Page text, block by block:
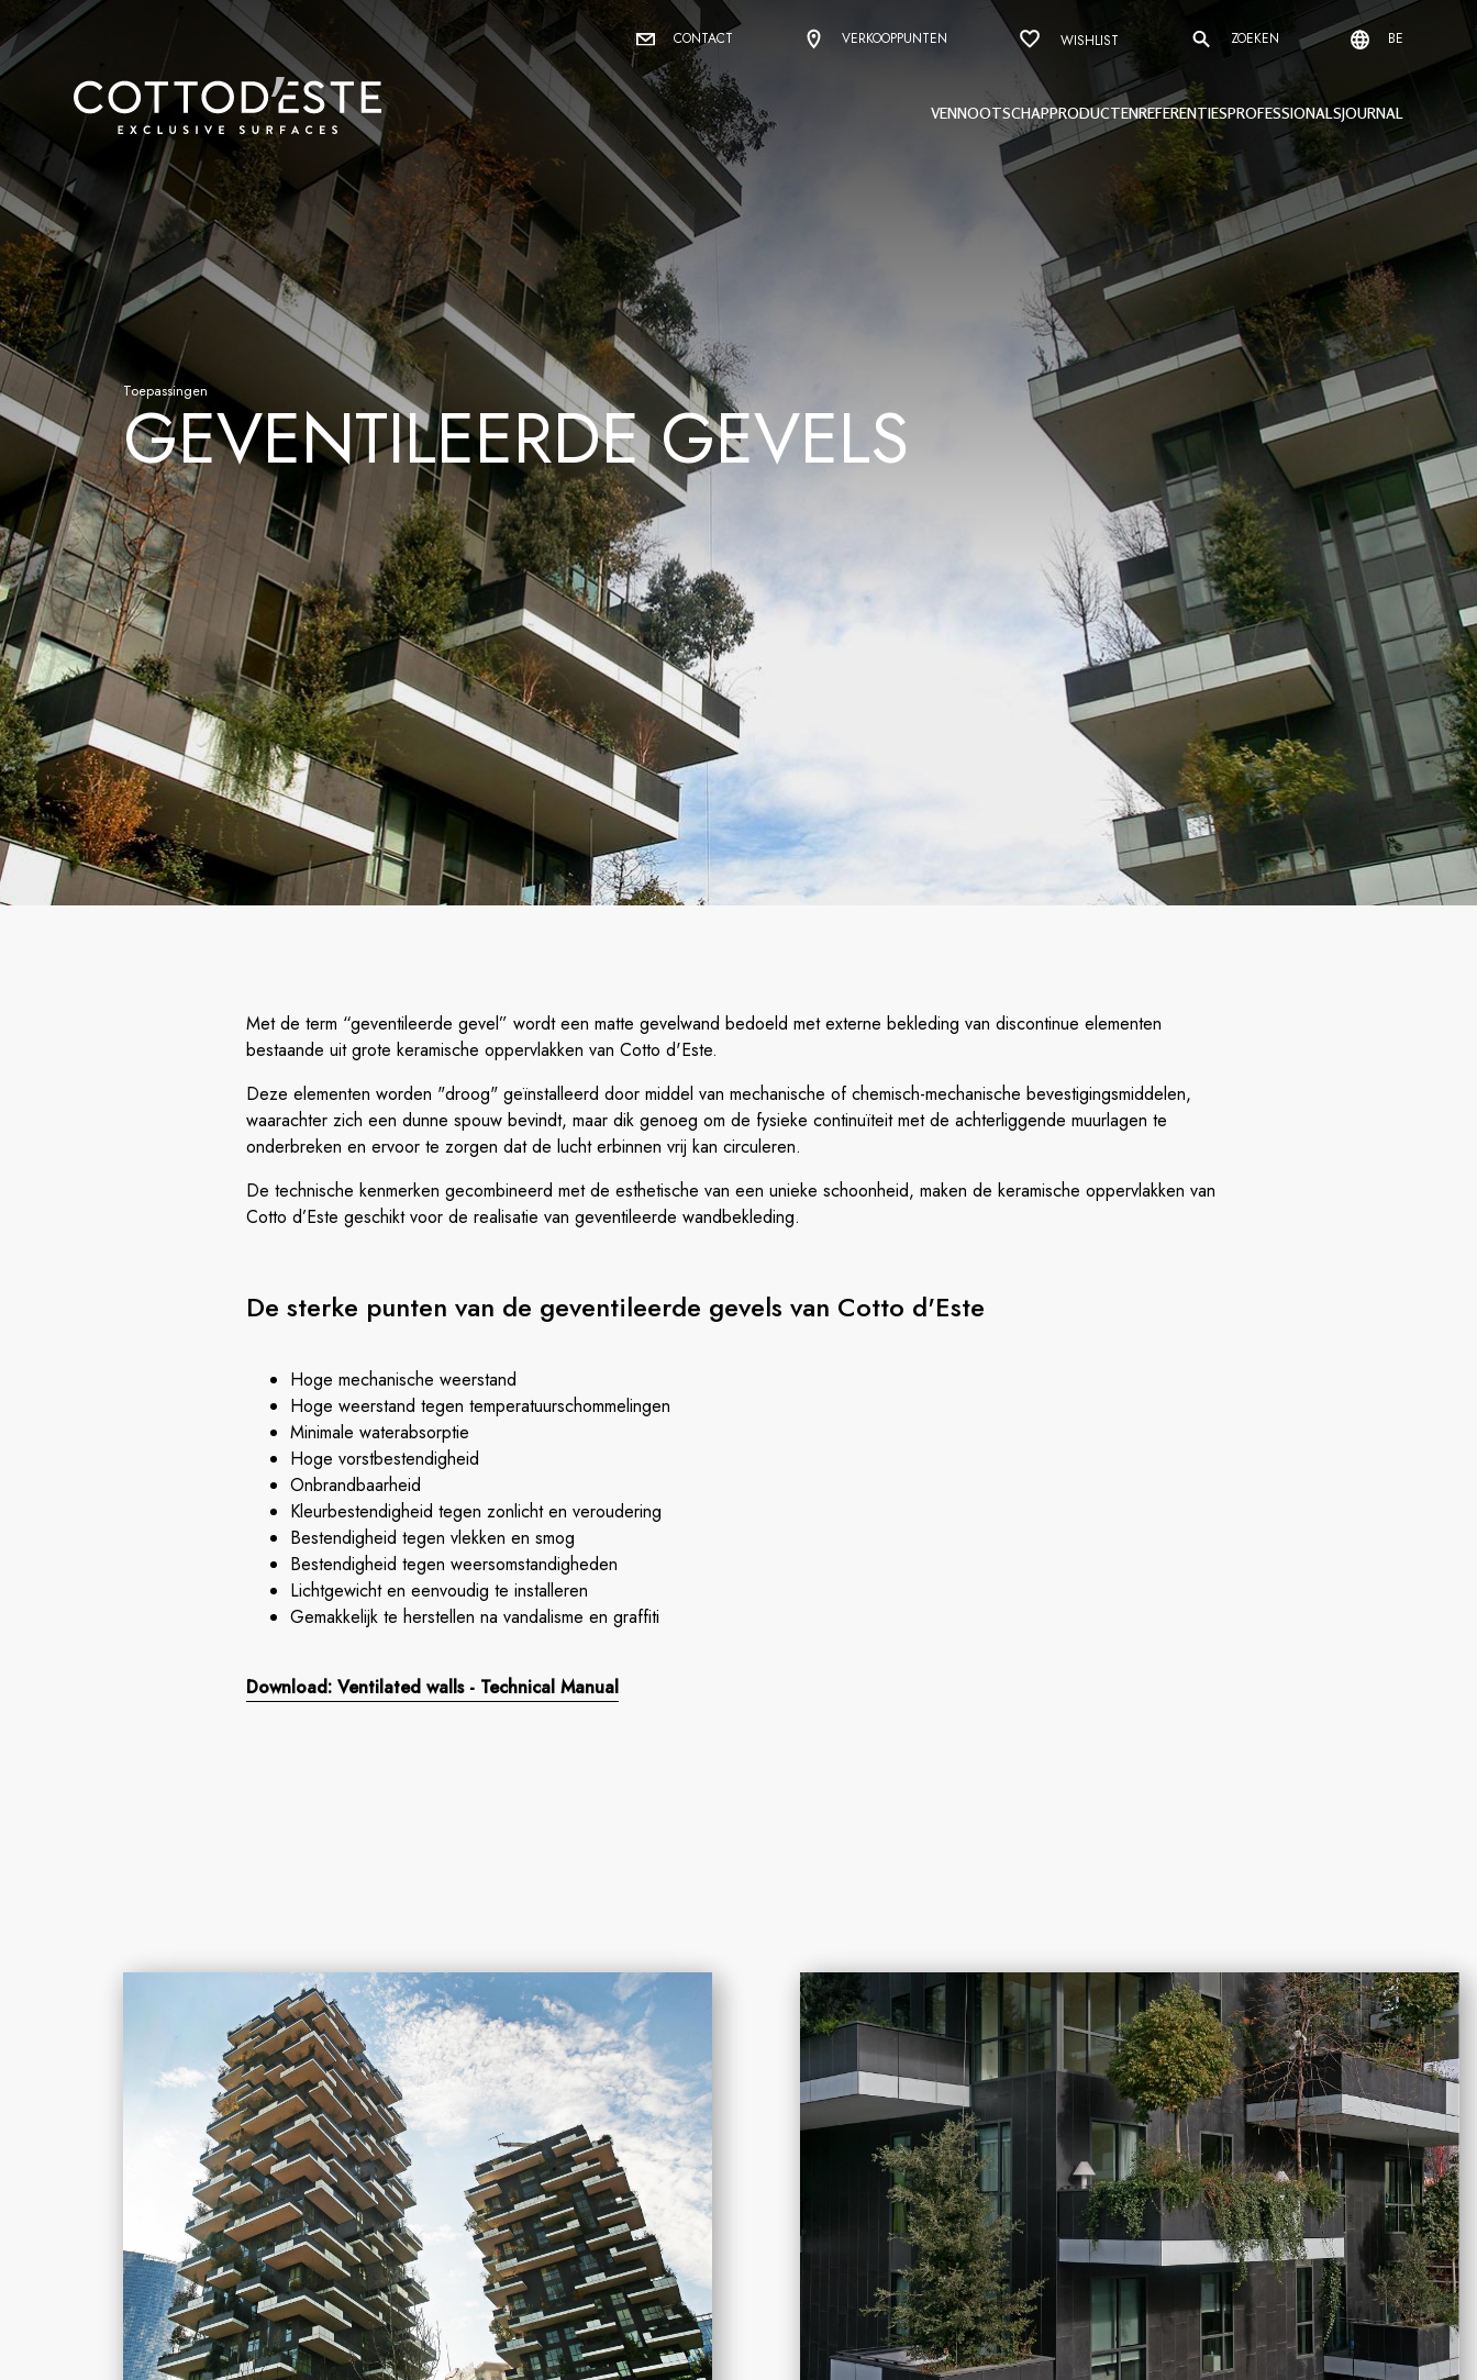
CONTACT VERKOOPPUNTEN WISHLIST ZOEKEN BE
VENNOOTSCHAPPRODUCTENREFERENTIESPROFESSIONALSJOURNAL
Toepassingen
GEVENTILEERDE GEVELS
Met de term “geventileerde gevel” wordt een matte gevelwand bedoeld met externe bekleding van discontinue elementen
bestaande uit grote keramische oppervlakken van Cotto d'Este.
Deze elementen worden "droog" geïnstalleerd door middel van mechanische of chemisch-mechanische bevestigingsmiddelen,
waarachter zich een dunne spouw bevindt, maar dik genoeg om de fysieke continuïteit met de achterliggende muurlagen te
onderbreken en ervoor te zorgen dat de lucht erbinnen vrij kan circuleren.
De technische kenmerken gecombineerd met de esthetische van een unieke schoonheid, maken de keramische oppervlakken van
Cotto d’Este geschikt voor de realisatie van geventileerde wandbekleding.
De sterke punten van de geventileerde gevels van Cotto d'Este
Hoge mechanische weerstand
Hoge weerstand tegen temperatuurschommelingen
Minimale waterabsorptie
Hoge vorstbestendigheid
Onbrandbaarheid
Kleurbestendigheid tegen zonlicht en veroudering
Bestendigheid tegen vlekken en smog
Bestendigheid tegen weersomstandigheden
Lichtgewicht en eenvoudig te installeren
Gemakkelijk te herstellen na vandalisme en graffiti
Download: Ventilated walls - Technical Manual